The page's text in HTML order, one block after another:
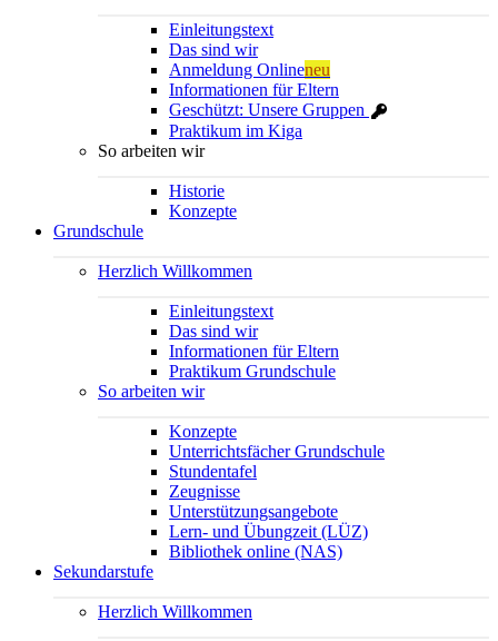
Einleitungstext
Das sind wir
Anmeldung Onlineneu
Informationen für Eltern
Geschützt: Unsere Gruppen
Praktikum im Kiga
So arbeiten wir
Historie
Konzepte
Grundschule
Herzlich Willkommen
Einleitungstext
Das sind wir
Informationen für Eltern
Praktikum Grundschule
So arbeiten wir
Konzepte
Unterrichtsfächer Grundschule
Stundentafel
Zeugnisse
Unterstützungsangebote
Lern- und Übungzeit (LÜZ)
Bibliothek online (NAS)
Sekundarstufe
Herzlich Willkommen